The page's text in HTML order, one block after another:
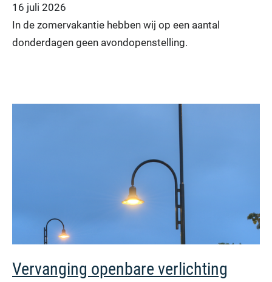
16 juli 2026
In de zomervakantie hebben wij op een aantal
donderdagen geen avondopenstelling.
Vervanging openbare verlichting